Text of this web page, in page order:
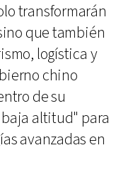
transformarán
que también
logística y
chino
de su
altitud" para
avanzadas en